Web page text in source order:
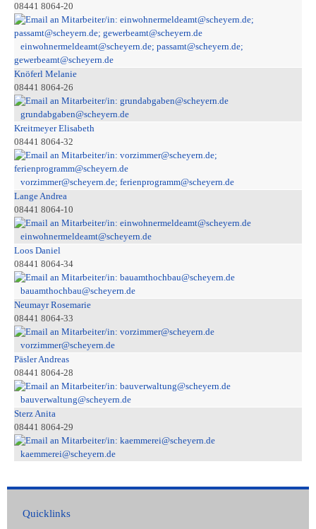
08441 8064-20
einwohnermeldeamt@scheyern.de; passamt@scheyern.de;
gewerbeamt@scheyern.de
Knöferl Melanie
08441 8064-26
grundabgaben@scheyern.de
Kreitmeyer Elisabeth
08441 8064-32
vorzimmer@scheyern.de; ferienprogramm@scheyern.de
Lange Andrea
08441 8064-10
einwohnermeldeamt@scheyern.de
Loos Daniel
08441 8064-34
bauamthochbau@scheyern.de
Neumayr Rosemarie
08441 8064-33
vorzimmer@scheyern.de
Päsler Andreas
08441 8064-28
bauverwaltung@scheyern.de
Sterz Anita
08441 8064-29
kaemmerei@scheyern.de
Quicklinks